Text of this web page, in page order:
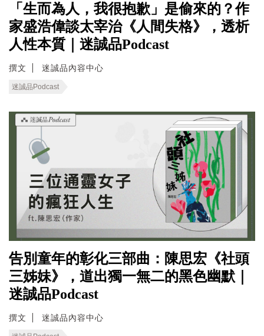
「生而為人，我很抱歉」是偷來的？作
家盛浩偉談太宰治《人間失格》，透析
人性本質｜迷誠品Podcast
撰文 迷誠品內容中心
迷誠品Podcast
告別童年的彰化三部曲：陳思宏《社頭
三姊妹》，道出獨一無二的黑色幽默｜
迷誠品Podcast
撰文 迷誠品內容中心